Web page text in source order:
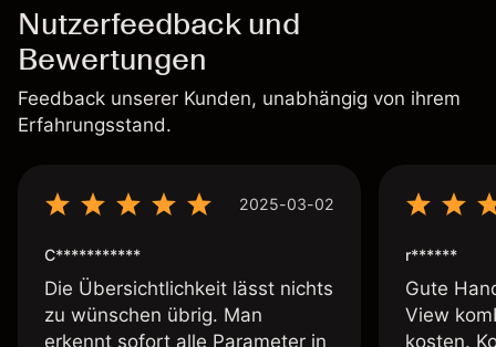
Nutzerfeedback und
Bewertungen
Feedback unserer Kunden, unabhängig von ihrem
Erfahrungsstand.
2025-03-02
C***********
Die Übersichtlichkeit lässt nichts
zu wünschen übrig. Man
erkennt sofort alle Parameter in
r******
Gute
View
kosten.